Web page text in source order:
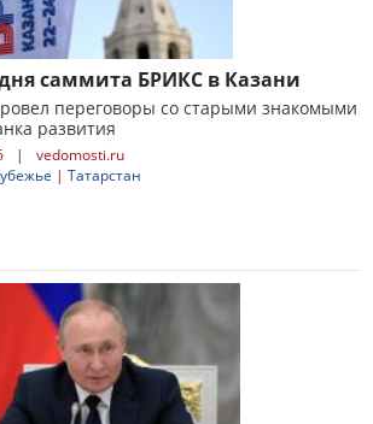
саммита БРИКС в Казани
переговоры со старыми знакомыми
развития
|
vedomosti.ru
| Татарстан